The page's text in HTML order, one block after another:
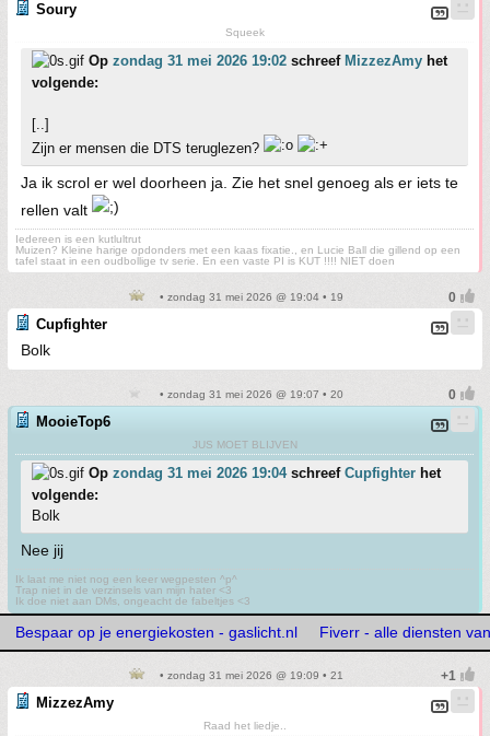
Soury
Squeek
Op zondag 31 mei 2026 19:02 schreef MizzezAmy het
volgende:
[..]
Zijn er mensen die DTS teruglezen?
Ja ik scrol er wel doorheen ja. Zie het snel genoeg als er iets te
rellen valt
Iedereen is een kutlultrut
Muizen? Kleine harige opdonders met een kaas fixatie., en Lucie Ball die gillend op een
tafel staat in een oudbollige tv serie. En een vaste PI is KUT !!!! NIET doen
• zondag 31 mei 2026 @ 19:04 • 19
Cupfighter
Bolk
• zondag 31 mei 2026 @ 19:07 • 20
MooieTop6
JUS MOET BLIJVEN
Op zondag 31 mei 2026 19:04schreef Cupfighter het
volgende:
Bolk
Nee jij
Ik laat me niet nog een keer wegpesten ^p^
Trap niet in de verzinsels van mijn hater <3
Ik doe niet aan DMs, ongeacht de fabeltjes <3
Bespaar op je energiekosten - gaslicht.nl Fiverr - alle diensten
• zondag 31 mei 2026 @ 19:09 • 21
MizzezAmy
Raad het liedje..